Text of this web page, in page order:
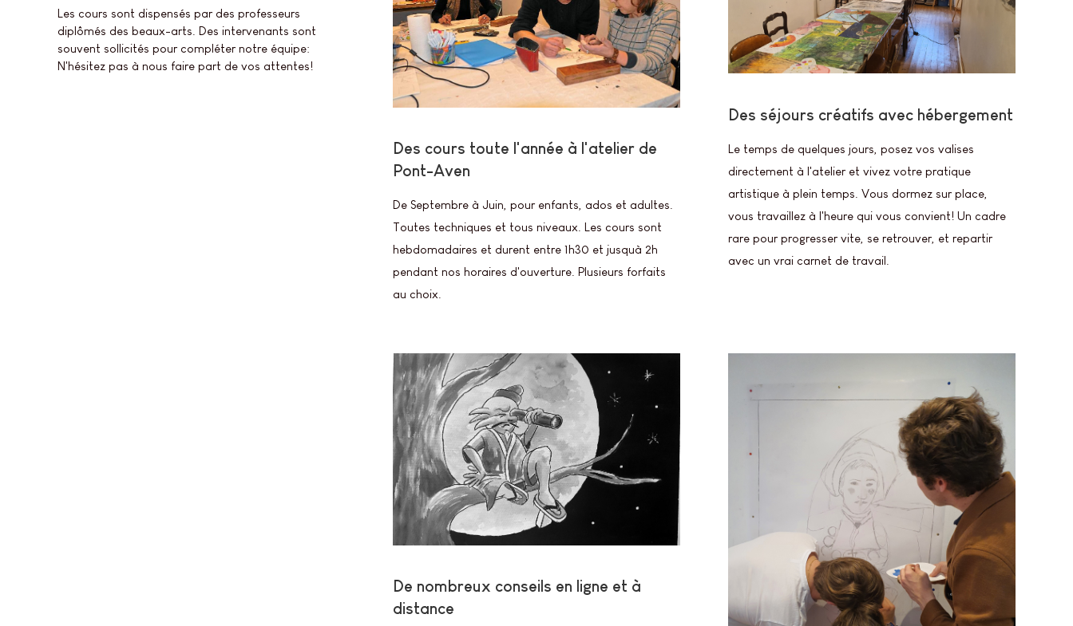
Les cours sont dispensés par des professeurs
diplômés des beaux-arts. Des intervenants sont
souvent sollicités pour compléter notre équipe:
N'hésitez pas à nous faire part de vos attentes!
Des cours toute l'année à l'atelier de
Pont-Aven
De Septembre à Juin, pour enfants, ados et adultes.
Toutes techniques et tous niveaux. Les cours sont
hebdomadaires et durent entre 1h30 et jusquà 2h
pendant nos horaires d'ouverture. Plusieurs forfaits
au choix.
Des séjours créatifs avec hébergement
Le temps de quelques jours, posez vos valises
directement à l'atelier et vivez votre pratique
artistique à plein temps. Vous dormez sur place,
vous travaillez à l'heure qui vous convient! Un cadre
rare pour progresser vite, se retrouver, et repartir
avec un vrai carnet de travail.
De nombreux conseils en ligne et à
distance